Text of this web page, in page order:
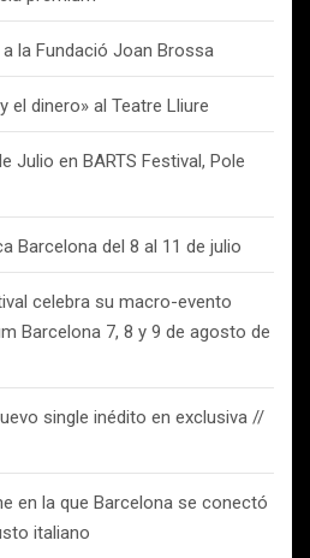
la Fundació Joan Brossa
el dinero» al Teatre Lliure
Julio en BARTS Festival, Pole
Barcelona del 8 al 11 de julio
celebra su macro-evento
Barcelona 7, 8 y 9 de agosto de
single inédito en exclusiva //
en la que Barcelona se conectó
italiano